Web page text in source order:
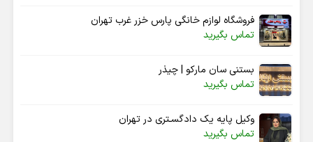
فروشگاه لوازم خانگی پارس خزر غرب تهران
تماس بگیرید
بستنی سان مارکو | چیذر
تماس بگیرید
وکیل پایه یک دادگسـتری در تهران
تماس بگیرید